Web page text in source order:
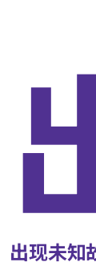
出现未知